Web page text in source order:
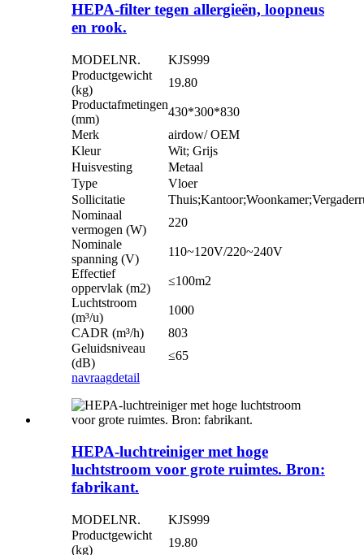
HEPA-filter tegen allergieën, loopneus
en rook.
MODELNR.
KJS999
Productgewicht
(kg)
19.80
Productafmetingen
(mm)
430*300*830
Merk
airdow/ OEM
Kleur
Wit; Grijs
Huisvesting
Metaal
Type
Vloer
Sollicitatie
Nominaal
vermogen (W)
220
Nominale
spanning (V)
110~120V/220~240V
Effectief
oppervlak (m2)
≤100m2
Luchtstroom
(m³/u)
1000
CADR (m³/h)
803
Geluidsniveau
(dB)
≤65
navraagdetail
HEPA-luchtreiniger met hoge
luchtstroom voor grote ruimtes. Bron:
fabrikant.
MODELNR.
KJS999
Productgewicht
(kg)
19.80